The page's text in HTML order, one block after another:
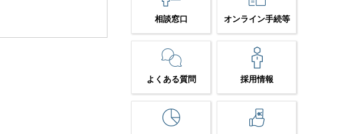
相談窓口 オンライン手続等
よくある質問 採用情報